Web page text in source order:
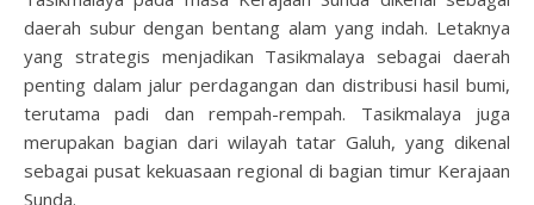
daerah subur dengan bentang alam yang indah. Letaknya
yang strategis menjadikan Tasikmalaya sebagai daerah
penting dalam jalur perdagangan dan distribusi hasil bumi,
terutama padi dan rempah-rempah. Tasikmalaya juga
merupakan bagian dari wilayah tatar Galuh, yang dikenal
sebagai pusat kekuasaan regional di bagian timur Kerajaan
Sunda.